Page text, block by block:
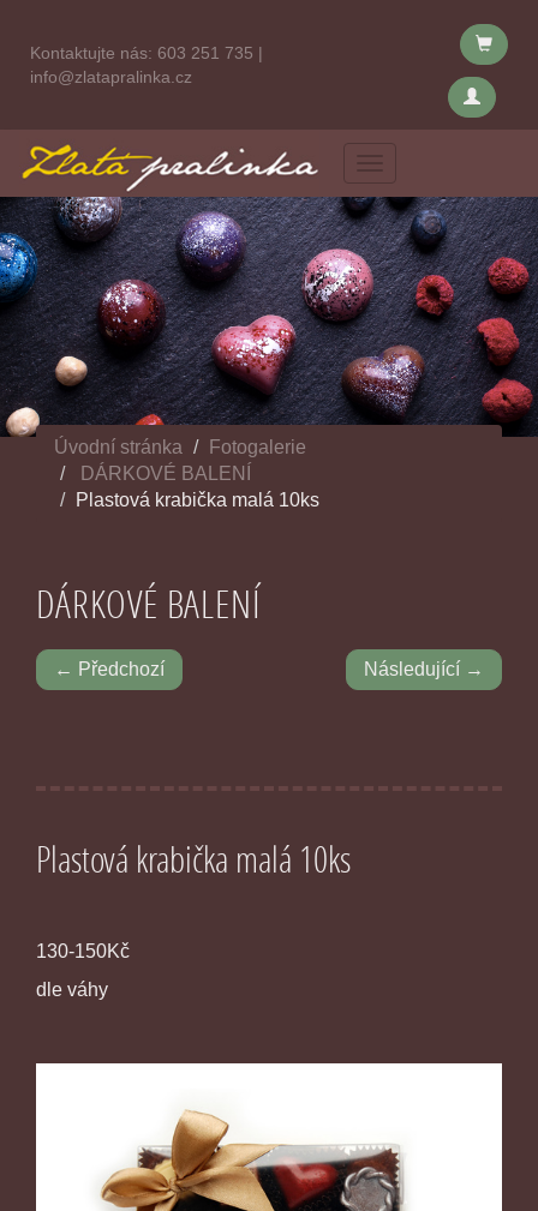
Kontaktujte nás: 603 251 735 |
info@zlatapralinka.cz
Menu
Úvodní stránka
Fotogalerie
DÁRKOVÉ BALENÍ
Plastová krabička malá 10ks
DÁRKOVÉ BALENÍ
← Předchozí Následující →
Plastová krabička malá 10ks
130-150Kč
dle váhy